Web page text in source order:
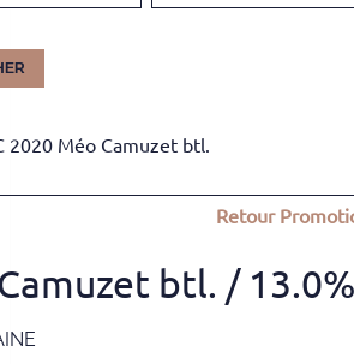
2020 Méo Camuzet btl.
Retour
btl. / 13.0%